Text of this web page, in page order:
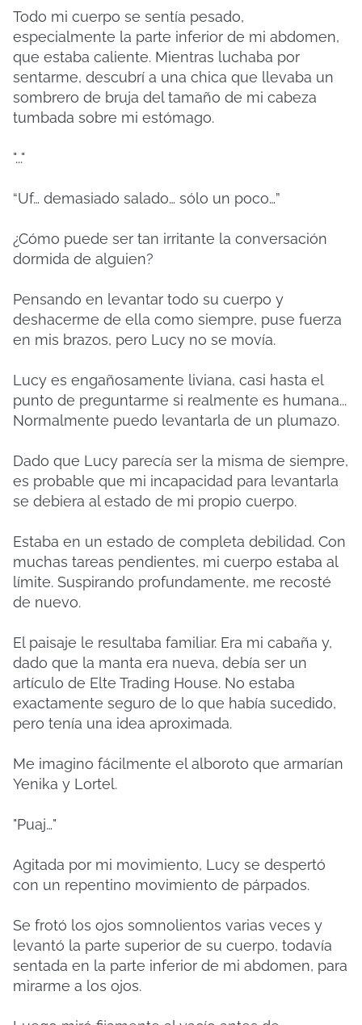
Todo mi cuerpo se sentía pesado,
especialmente la parte inferior de mi abdomen,
que estaba caliente. Mientras luchaba por
sentarme, descubrí a una chica que llevaba un
sombrero de bruja del tamaño de mi cabeza
tumbada sobre mi estómago.
"..."
“Uf… demasiado salado… sólo un poco…”
¿Cómo puede ser tan irritante la conversación
dormida de alguien?
Pensando en levantar todo su cuerpo y
deshacerme de ella como siempre, puse fuerza
en mis brazos, pero Lucy no se movía.
Lucy es engañosamente liviana, casi hasta el
punto de preguntarme si realmente es humana...
Normalmente puedo levantarla de un plumazo.
Dado que Lucy parecía ser la misma de siempre,
es probable que mi incapacidad para levantarla
se debiera al estado de mi propio cuerpo.
Estaba en un estado de completa debilidad. Con
muchas tareas pendientes, mi cuerpo estaba al
límite. Suspirando profundamente, me recosté
de nuevo.
El paisaje le resultaba familiar. Era mi cabaña y,
dado que la manta era nueva, debía ser un
artículo de Elte Trading House. No estaba
exactamente seguro de lo que había sucedido,
pero tenía una idea aproximada.
Me imagino fácilmente el alboroto que armarían
Yenika y Lortel.
"Puaj…"
Agitada por mi movimiento, Lucy se despertó
con un repentino movimiento de párpados.
Se frotó los ojos somnolientos varias veces y
levantó la parte superior de su cuerpo, todavía
sentada en la parte inferior de mi abdomen, para
mirarme a los ojos.